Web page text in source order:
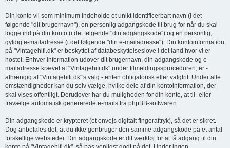
Din konto vil som minimum indeholde et unikt identificerbart navn (i det
følgende "dit brugernavn"), en personlig adgangskode til brug for når du skal
logge ind på din konto (i det følgende "din adgangskode") og en personlig,
gyldig e-mailadresse (i det følgende "din e-mailadresse"). Din kontoinformation
på "Vintagehifi.dk" er beskyttet af databeskyttelseslove i det land hvor vi er
hostet. Enhver information udover dit brugernavn, din adgangskode og e-
mailadresse krævet af "Vintagehifi.dk" under tilmeldingssproceduren, er -
afhængig af "Vintagehifi.dk"'s valg - enten obligatorisk eller valgfrit. Under alle
omstændigheder kan du selv vælge, hvilke dele af din kontoinformation, der
skal vises offentligt. Derudover har du muligheden for din konto, at til- eller
fravælge automatisk genererede e-mails fra phpBB-softwaren.
Din adgangskode er krypteret (et envejs digitalt fingeraftryk), så det er sikret.
Dog anbefales det, at du ikke genbruger den samme adgangskode på et antal
forskellige websteder. Din adgangskode er dit værktøj for at få adgang til din